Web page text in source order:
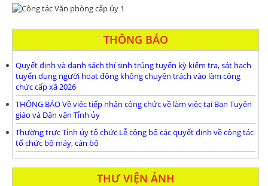
THÔNG BÁO
Quyết định và danh sách thí sinh trúng tuyển kỳ kiểm tra, sát hạch
tuyển dụng người hoạt động không chuyên trách vào làm công
chức cấp xã 2026
THÔNG BÁO Về việc tiếp nhận công chức về làm việc tại Ban Tuyên
giáo và Dân vận Tỉnh ủy
Thường trưc Tỉnh ủy tổ chức Lễ công bố các quyết định về công tác
tổ chức bộ máy, cán bộ
THƯ VIỆN ẢNH